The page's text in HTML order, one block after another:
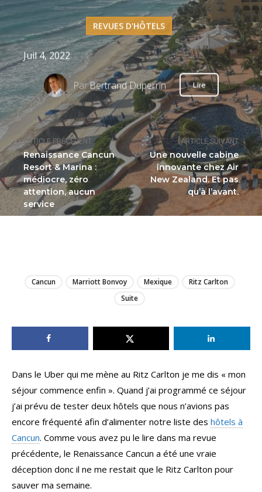
ARTICLE PRÉCÉDENT
Renaissance Cancun
Resort & Marina :
médiocre, zéro
attention, aucun
service
ARTICLE SUIVANT
Une nouvelle cabine
innovante chez Air
New Zealand. Et pas
qu’à l’avant.
REVUES D'HÔTELS
Juil 4, 2022
ParBertrand Duperrin Lire
Cancun Marriott Bonvoy Mexique
Ritz Carlton
Suite
Dans le Uber qui me mène au Ritz Carlton je me dis « mon
séjour commence enfin ». Quand j’ai programmé ce séjour
j’ai prévu de tester deux hôtels que nous n’avions pas
encore fréquenté afin d’alimenter notre liste des hôtels à
Cancun. Comme vous avez pu le lire dans ma revue
précédente, le Renaissance Cancun a été une vraie
déception donc il ne me restait que le Ritz Carlton pour
sauver ma semaine.